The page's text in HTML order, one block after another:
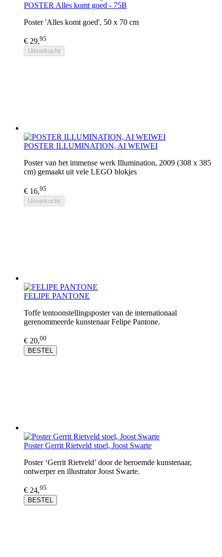
POSTER Alles komt goed - 75B
Poster 'Alles komt goed', 50 x 70 cm
€ 29,95
Uitverkocht
POSTER ILLUMINATION, AI WEIWEI
Poster van het immense werk Illumination, 2009 (308 x 385
cm) gemaakt uit vele LEGO blokjes
€ 16,95
Uitverkocht
FELIPE PANTONE
Toffe tentoonstellingsposter van de internationaal
gerenommeerde kunstenaar Felipe Pantone.
€ 20,00
BESTEL
Poster Gerrit Rietveld stoel, Joost Swarte
Poster ‘Gerrit Rietveld’ door de beroemde kunstenaar,
ontwerper en illustrator Joost Swarte.
€ 24,95
BESTEL